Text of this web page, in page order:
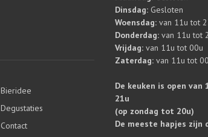
Bieridee
Degustaties
Contact
Dinsdag:Gesloten
Woensdag:van 11u tot
Donderdag:van 11u tot
Vrijdag:van 11u tot 00u
Zaterdag:van 11u tot
De keuken is open
21u
(op zondag tot 20u)
De meeste hapjes zijn